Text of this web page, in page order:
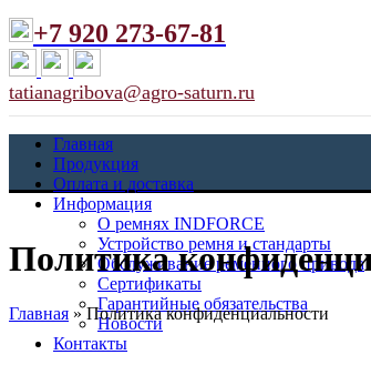
+7 920 273-67-81
tatianagribova@agro-saturn.ru
Главная
Продукция
Оплата и доставка
Информация
О ремнях INDFORCE
Устройство ремня и стандарты
Обслуживание ременного привода
Сертификаты
Гарантийные обязательства
Новости
Контакты
Политика
Главная »Политика конфиденциальности